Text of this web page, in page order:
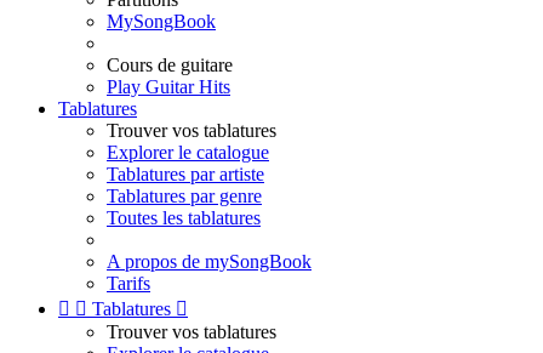
MySongBook
Cours de guitare
Play Guitar Hits
Tablatures
Trouver vos tablatures
Explorer le catalogue
Tablatures par artiste
Tablatures par genre
Toutes les tablatures
A propos de mySongBook
Tarifs
  Tablatures 
Trouver vos tablatures